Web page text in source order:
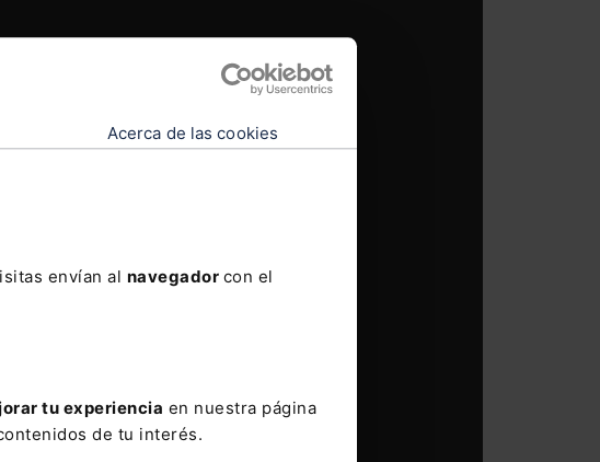
Acerca de las cookies
envían al navegador con el
tu experiencia en nuestra página
de tu interés.